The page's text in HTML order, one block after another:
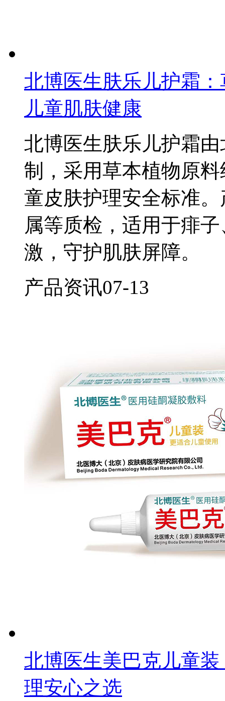
北博医生肤乐儿护霜
儿童肌肤健康
北博医生肤乐儿护霜
制，采用草本植物原
童皮肤护理安全标准
属等质检，适用于痱
激，守护肌肤屏障。
产品资讯07-13
北博医生美巴克儿童
理安心之选